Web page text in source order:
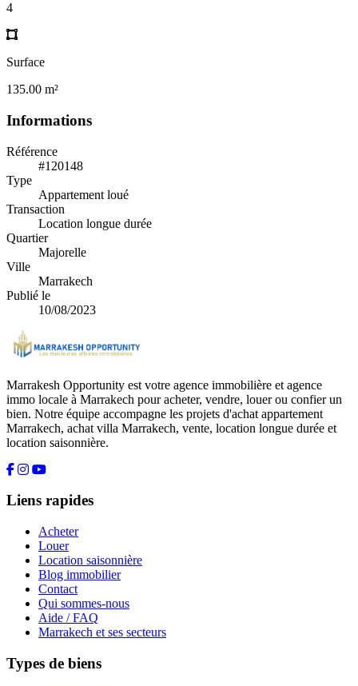
4
Surface
135.00 m²
Informations
Référence
#120148
Type
Appartement loué
Transaction
Location longue durée
Quartier
Majorelle
Ville
Marrakech
Publié le
10/08/2023
Marrakesh Opportunity est votre agence immobilière et agence
immo locale à Marrakech pour acheter, vendre, louer ou confier un
bien. Notre équipe accompagne les projets d'achat appartement
Marrakech, achat villa Marrakech, vente, location longue durée et
location saisonnière.
Liens rapides
Acheter
Louer
Location saisonnière
Blog immobilier
Contact
Qui sommes-nous
Aide / FAQ
Marrakech et ses secteurs
Types de biens